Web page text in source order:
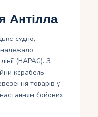
Антілла
судно,
(HAPAG). З
корабель
товарів у
бойових